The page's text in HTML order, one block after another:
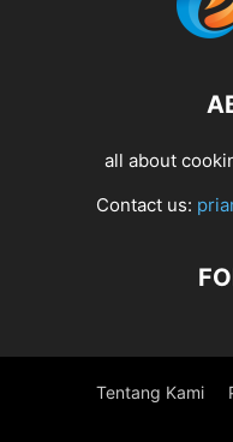
all about
Contact us:
Tentang Kami